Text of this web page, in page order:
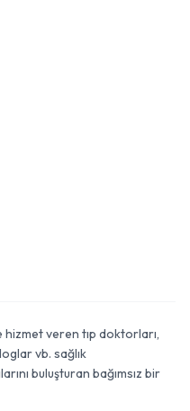
veren tıp doktorları,
vb. sağlık
buluşturan bağımsız bir